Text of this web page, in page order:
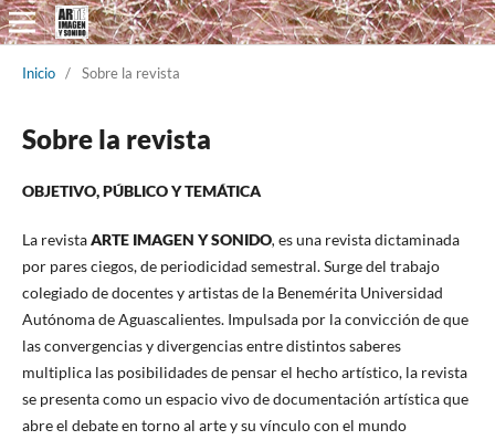
Inicio / Sobre la revista
Sobre la revista
OBJETIVO, PÚBLICO Y TEMÁTICA
La revistaARTE IMAGEN Y SONIDO, es una revista dictaminada
por pares ciegos, de periodicidad semestral. Surge del trabajo
colegiado de docentes y artistas de la Benemérita Universidad
Autónoma de Aguascalientes. Impulsada por la convicción de que
las convergencias y divergencias entre distintos saberes
multiplica las posibilidades de pensar el hecho artístico, la revista
se presenta como un espacio vivo de documentación artística que
abre el debate en torno al arte y su vínculo con el mundo